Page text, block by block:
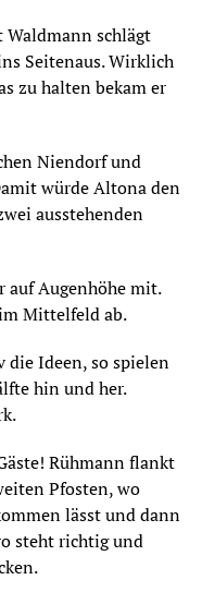
Waldmann schlägt
Seitenaus. Wirklich
zu halten bekam er
Niendorf und
würde Altona den
ausstehenden
auf Augenhöhe mit.
Mittelfeld ab.
Ideen, so spielen
hin und her.
Rühmann flankt
Pfosten, wo
lässt und dann
steht richtig und